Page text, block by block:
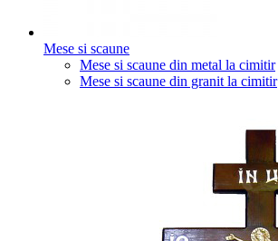
Mese si scaune
Mese si scaune din metal la cimitir
Mese si scaune din granit la cimitir